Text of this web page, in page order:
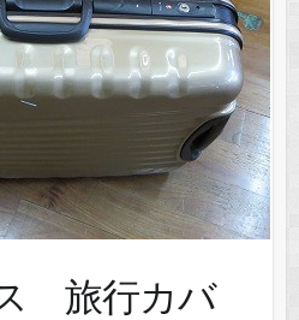
旅行カバ